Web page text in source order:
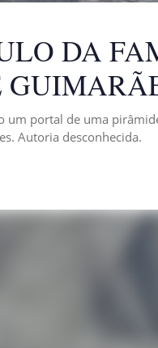
DA
um portal de uma
Autoria desconhecida.